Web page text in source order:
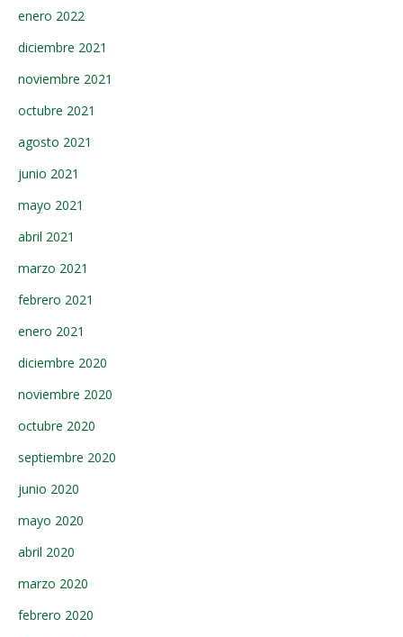
enero 2022
diciembre 2021
noviembre 2021
octubre 2021
agosto 2021
junio 2021
mayo 2021
abril 2021
marzo 2021
febrero 2021
enero 2021
diciembre 2020
noviembre 2020
octubre 2020
septiembre 2020
junio 2020
mayo 2020
abril 2020
marzo 2020
febrero 2020